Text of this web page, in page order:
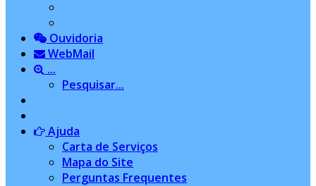
Ouvidoria
WebMail
...
Pesquisar...
Ajuda
Carta de Serviços
Mapa do Site
Perguntas Frequentes